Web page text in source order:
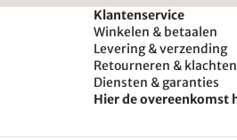
Klantenservice
Winkelen & betaalen
Levering & verzending
Retourneren & klachten
Diensten & garanties
Hier de overeenkomst